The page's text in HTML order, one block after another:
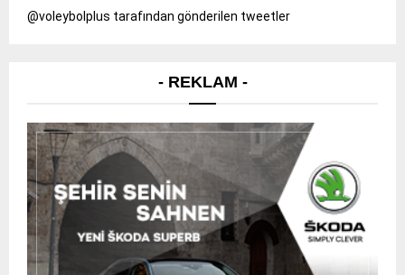
@voleybolplus tarafından gönderilen tweetler
- REKLAM -